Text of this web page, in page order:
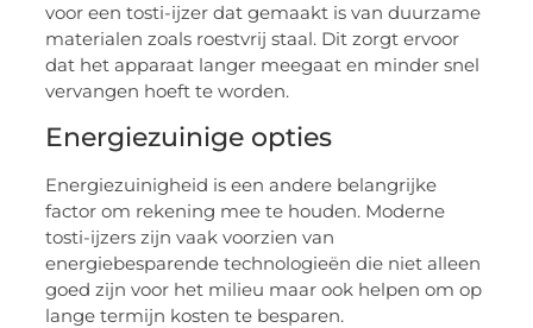
voor een tosti-ijzer dat gemaakt is van duurzame
materialen zoals roestvrij staal. Dit zorgt ervoor
dat het apparaat langer meegaat en minder snel
vervangen hoeft te worden.
Energiezuinige opties
Energiezuinigheid is een andere belangrijke
factor om rekening mee te houden. Moderne
tosti-ijzers zijn vaak voorzien van
energiebesparende technologieën die niet alleen
goed zijn voor het milieu maar ook helpen om op
lange termijn kosten te besparen.